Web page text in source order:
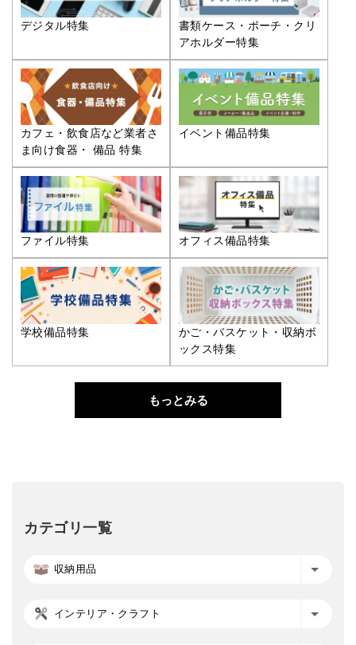
デジタル特集
書類ケース・ポーチ・クリ
アホルダー特集
カフェ・飲食店など業者さ
ま向け食器・ 備品 特集
イベント備品特集
ファイル特集 オフィス備品特集
学校備品特集
かご・バスケット・収納ボ
ックス特集
もっとみる
カテゴリ一覧
収納用品
インテリア・クラフト